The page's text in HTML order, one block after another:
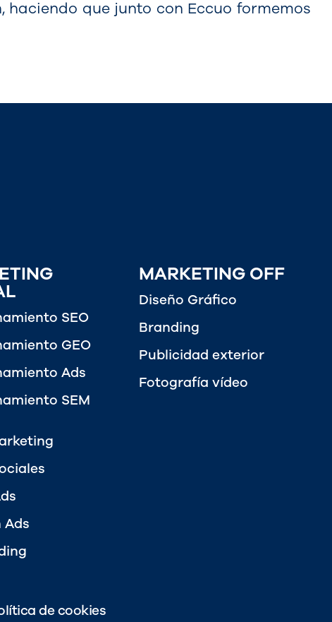
que junto con Eccuo formemos
SEO
GEO
Ads
SEM
Ads
MARKETING OFF
Diseño Gráfico
Branding
Publicidad exterior
Fotografía vídeo
de cookies